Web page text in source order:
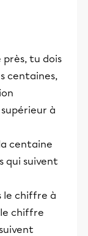
près, tu dois
centaines,
à
centaine
qui suivent
le chiffre à
chiffre